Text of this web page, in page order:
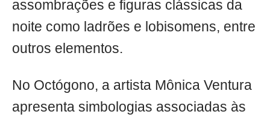
assombrações e figuras clássicas da
noite como ladrões e lobisomens, entre
outros elementos.
No Octógono, a artista Mônica Ventura
apresenta simbologias associadas às